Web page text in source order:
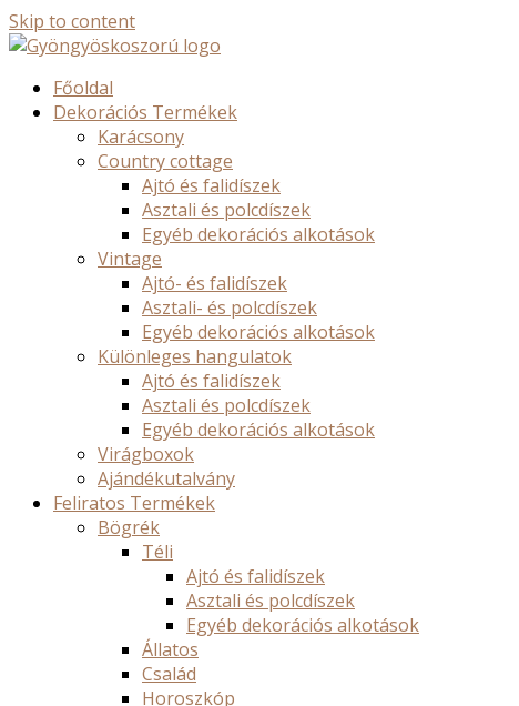
Skip to content
Főoldal
Dekorációs Termékek
Karácsony
Country cottage
Ajtó és falidíszek
Asztali és polcdíszek
Egyéb dekorációs alkotások
Vintage
Ajtó- és falidíszek
Asztali- és polcdíszek
Egyéb dekorációs alkotások
Különleges hangulatok
Ajtó és falidíszek
Asztali és polcdíszek
Egyéb dekorációs alkotások
Virágboxok
Ajándékutalvány
Feliratos Termékek
Bögrék
Téli
Ajtó és falidíszek
Asztali és polcdíszek
Egyéb dekorációs alkotások
Állatos
Család
Horoszkóp